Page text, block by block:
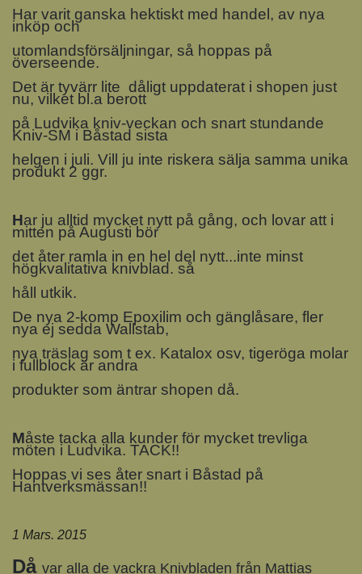
Har varit ganska hektiskt med handel, av nya
inköp och
utomlandsförsäljningar, så hoppas på
överseende.
Det är tyvärr lite dåligt uppdaterat i shopen just
nu, vilket bl.a berott
på Ludvika kniv-veckan och snart stundande
Kniv-SM i Båstad sista
helgen i juli. Vill ju inte riskera sälja samma unika
produkt 2 ggr.
Har ju alltid mycket nytt på gång, och lovar att i
mitten på Augusti bör
det åter ramla in en hel del nytt...inte minst
högkvalitativa knivblad. så
håll utkik.
De nya 2-komp Epoxilim och gänglåsare, fler
nya ej sedda Wallstab,
nya träslag som t ex. Katalox osv, tigeröga molar
i fullblock är andra
produkter som äntrar shopen då.
Måste tacka alla kunder för mycket trevliga
möten i Ludvika. TACK!!
Hoppas vi ses åter snart i Båstad på
Hantverksmässan!!
1 Mars. 2015
Då var alla de vackra Knivbladen från Mattias